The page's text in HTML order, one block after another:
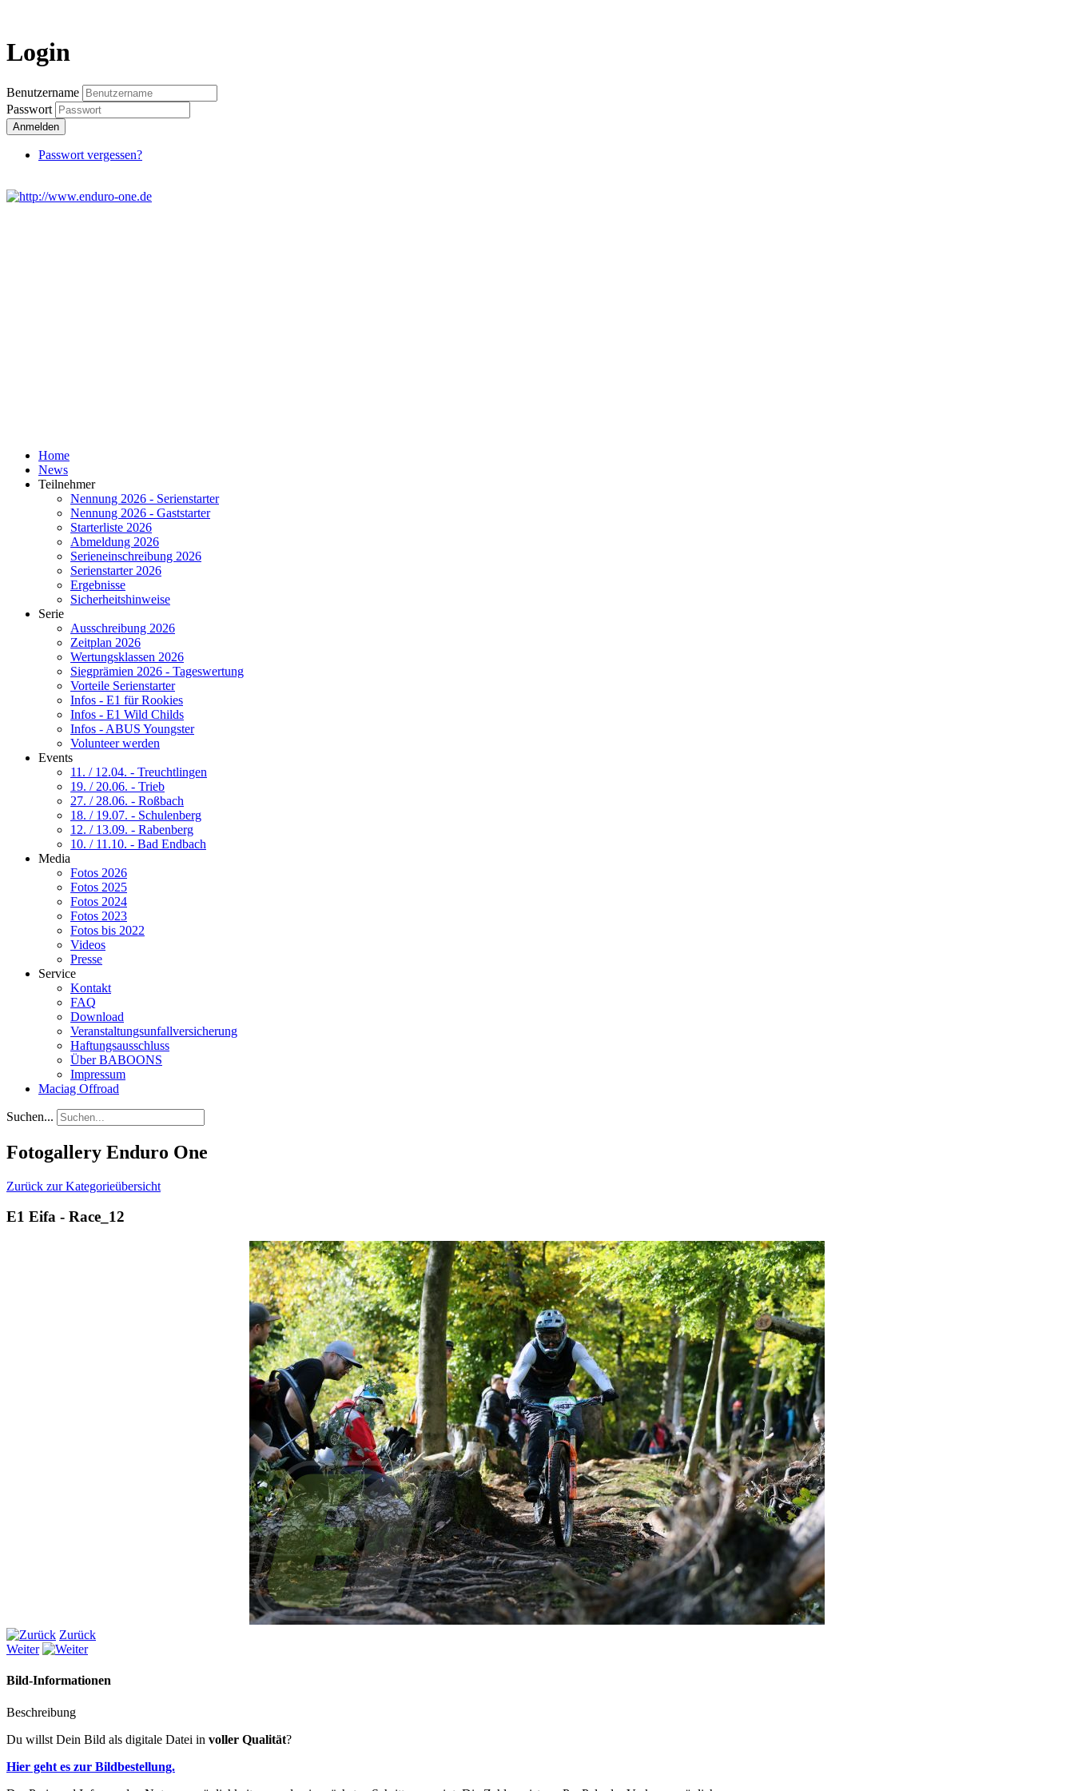
Login
Benutzername
Passwort
Anmelden
Passwort vergessen?
Home
News
Teilnehmer
Nennung 2026 - Serienstarter
Nennung 2026 - Gaststarter
Starterliste 2026
Abmeldung 2026
Serieneinschreibung 2026
Serienstarter 2026
Ergebnisse
Sicherheitshinweise
Serie
Ausschreibung 2026
Zeitplan 2026
Wertungsklassen 2026
Siegprämien 2026 - Tageswertung
Vorteile Serienstarter
Infos - E1 für Rookies
Infos - E1 Wild Childs
Infos - ABUS Youngster
Volunteer werden
Events
11. / 12.04. - Treuchtlingen
19. / 20.06. - Trieb
27. / 28.06. - Roßbach
18. / 19.07. - Schulenberg
12. / 13.09. - Rabenberg
10. / 11.10. - Bad Endbach
Media
Fotos 2026
Fotos 2025
Fotos 2024
Fotos 2023
Fotos bis 2022
Videos
Presse
Service
Kontakt
FAQ
Download
Veranstaltungsunfallversicherung
Haftungsausschluss
Über BABOONS
Impressum
Maciag Offroad
Suchen...
Fotogallery Enduro One
Zurück zur Kategorieübersicht
E1 Eifa - Race_12
Zurück
Weiter
Bild-Informationen
Beschreibung
Du willst Dein Bild als digitale Datei in voller Qualität?
Hier geht es zur Bildbestellung.